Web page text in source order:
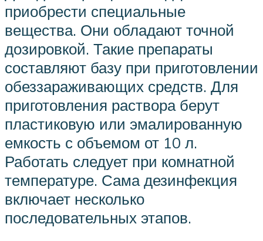
приобрести специальные
вещества. Они обладают точной
дозировкой. Такие препараты
составляют базу при приготовлении
обеззараживающих средств. Для
приготовления раствора берут
пластиковую или эмалированную
емкость с объемом от 10 л.
Работать следует при комнатной
температуре. Сама дезинфекция
включает несколько
последовательных этапов.